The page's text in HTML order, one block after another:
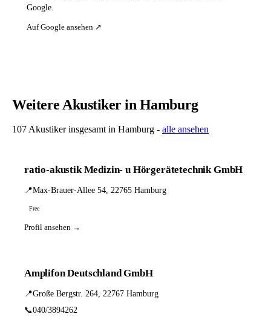
Google.
Auf Google ansehen ↗
Weitere Akustiker in Hamburg
107 Akustiker insgesamt in Hamburg - alle ansehen
ratio-akustik Medizin- u Hörgerätetechnik GmbH
📍Max-Brauer-Allee 54, 22765 Hamburg
Free
Profil ansehen →
Amplifon Deutschland GmbH
📍Große Bergstr. 264, 22767 Hamburg
📞040/3894262